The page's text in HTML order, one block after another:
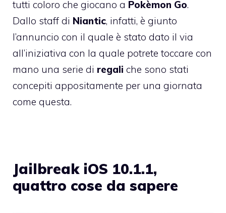
tutti coloro che giocano a Pokèmon Go.
Dallo staff di Niantic, infatti, è giunto
l’annuncio con il quale è stato dato il via
all’iniziativa con la quale potrete toccare con
mano una serie di regali che sono stati
concepiti appositamente per una giornata
come questa.
Jailbreak iOS 10.1.1,
quattro cose da sapere